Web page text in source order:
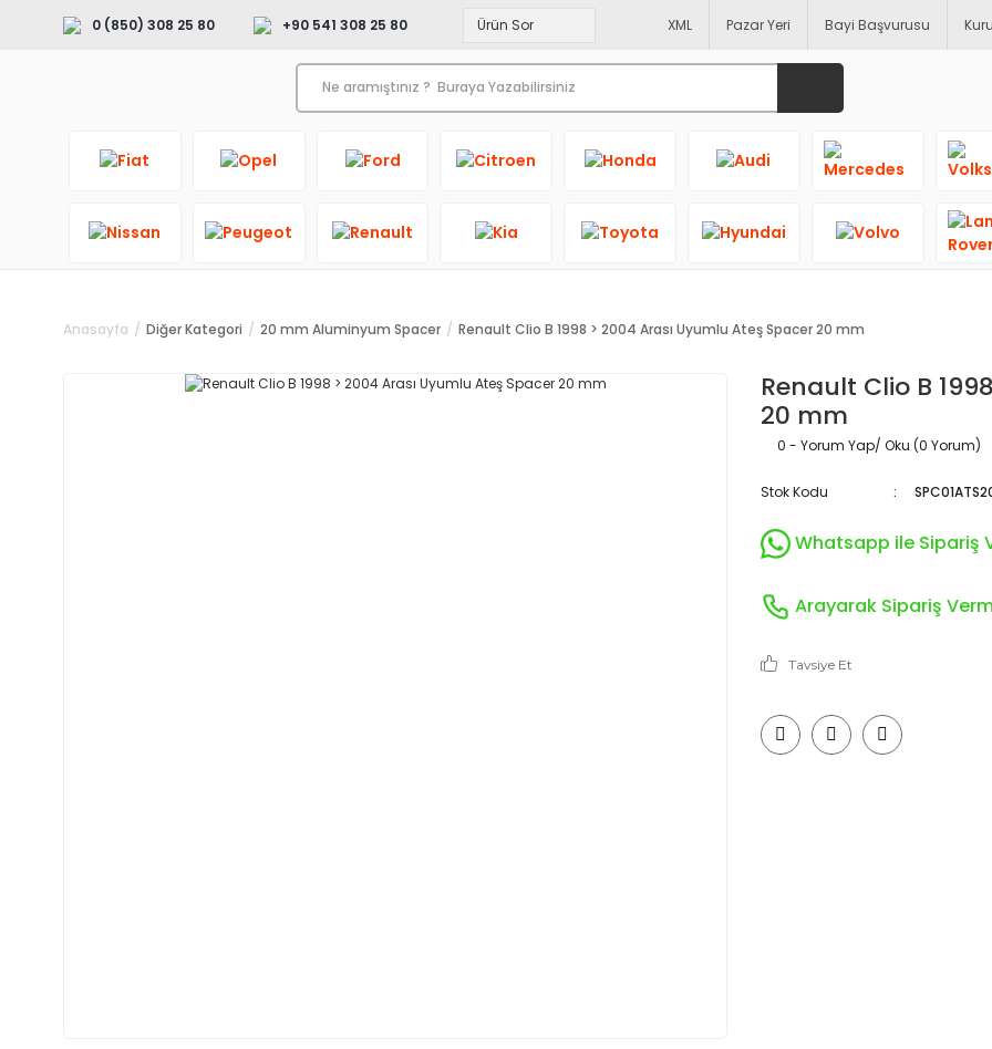
0 (850) 308 25 80 +90 541 308 25 80 XML Pazar Yeri Bayi Başvurusu
Anasayfa Diğer Kategori 20 mm Aluminyum Spacer Renault Clio B 1998 > 2004 Arası Uyumlu Ateş Spacer 20 mm
Renault Clio B
20 mm
0 - Yorum Yap/ Oku (0 Yorum)
Stok Kodu
Whatsapp ile Sipariş
Arayarak Sipariş
Tavsiye Et